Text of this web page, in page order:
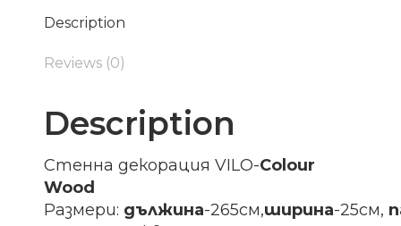
Description
Reviews (0)
Description
Стенна декорация VILO-Colour
Wood
Размери: дължина-265см,ширина-25см,